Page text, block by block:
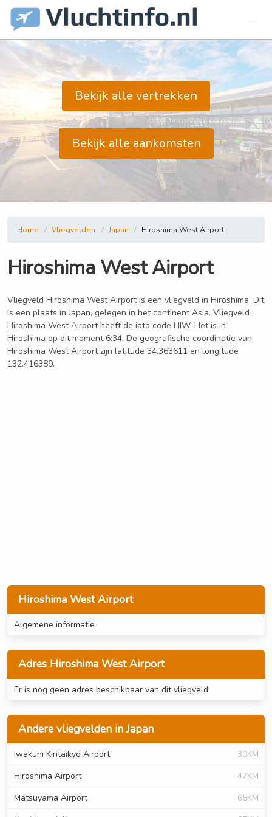
Bekijk alle vertrekken
Bekijk alle aankomsten
Hiroshima West Airport
Algemene informatie
Adres Hiroshima West Airport
Er is nog geen adres beschikbaar van dit vliegveld
Andere vliegvelden in Japan
Iwakuni Kintaikyo Airport
30KM
Hiroshima Airport
47KM
Matsuyama Airport
65KM
Home Vliegvelden Japan Hiroshima West Airport
Hiroshima West Airport
Vliegveld Hiroshima West Airport is een vliegveld in Hiroshima. Dit
is een plaats in Japan, gelegen in het continent Asia. Vliegveld
Hiroshima West Airport heeft de iata code HIW. Het is in
Hiroshima op dit moment 6:34. De geografische coordinatie van
Hiroshima West Airport zijn latitude 34.363611 en longitude
132.416389.